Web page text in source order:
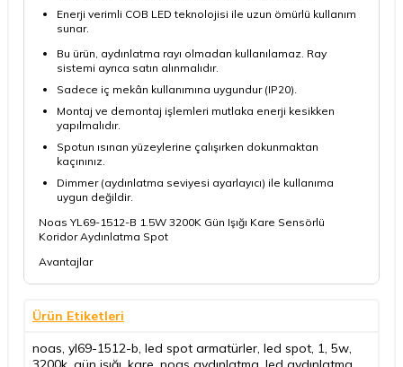
Enerji verimli COB LED teknolojisi ile uzun ömürlü kullanım
sunar.
Bu ürün, aydınlatma rayı olmadan kullanılamaz. Ray
sistemi ayrıca satın alınmalıdır.
Sadece iç mekân kullanımına uygundur (IP20).
Montaj ve demontaj işlemleri mutlaka enerji kesikken
yapılmalıdır.
Spotun ısınan yüzeylerine çalışırken dokunmaktan
kaçınınız.
Dimmer (aydınlatma seviyesi ayarlayıcı) ile kullanıma
uygun değildir.
Noas YL69-1512-B 1.5W 3200K Gün Işığı Kare Sensörlü
Koridor Aydınlatma Spot
Avantajlar
Ürün Etiketleri
noas, yl69-1512-b, led spot armatürler, led spot, 1, 5w,